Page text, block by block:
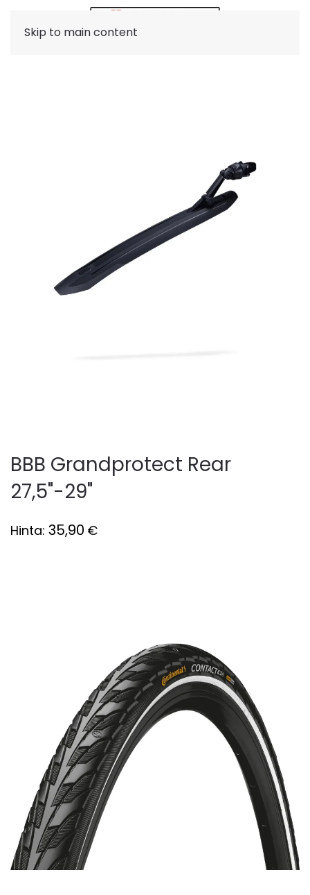
Skip to main content
BBB Grandprotect Rear
27,5"-29"
Hinta: 35,90 €